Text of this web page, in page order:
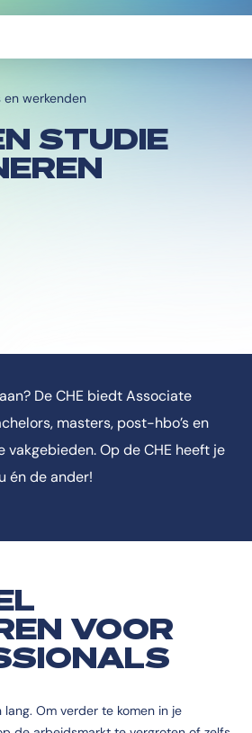
en werkenden
STUDIE
De CHE biedt Associate
masters, post-hbo’s en
vakgebieden. Op de CHE heeft je
én de ander!
VOOR
lang. Om verder te komen in je